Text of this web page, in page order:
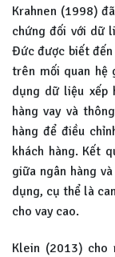
Krahnen (1998)
chứng đối với dữ
Đức được biết đến
trên mối quan hệ
dụng dữ liệu xếp
hàng vay và
hàng để điều
khách hàng. Kết
giữa ngân hàng
dụng, cụ thể là
cho vay cao.
Klein (2013) cho